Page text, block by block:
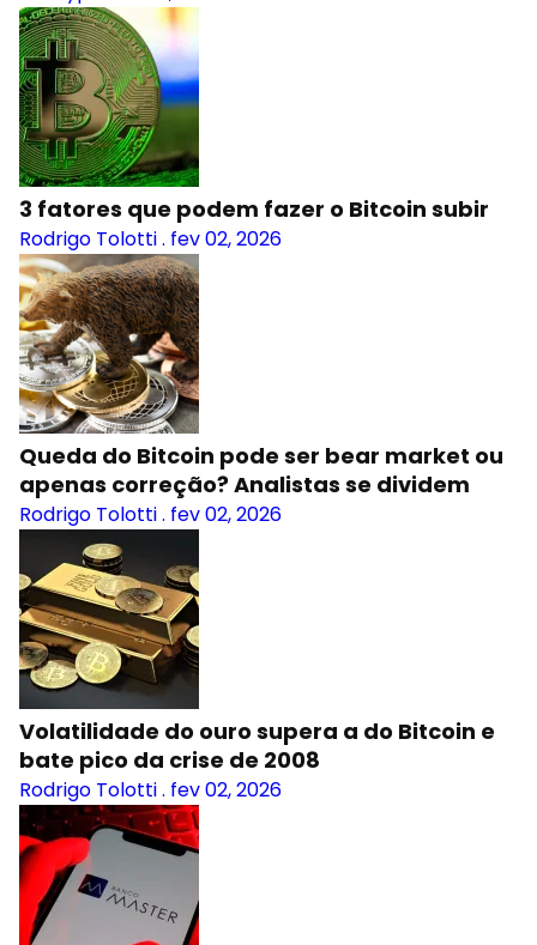
3 fatores que podem fazer o Bitcoin subir
Rodrigo Tolotti. fev 02, 2026
Queda do Bitcoin pode ser bear market ou
apenas correção? Analistas se dividem
Rodrigo Tolotti. fev 02, 2026
Volatilidade do ouro supera a do Bitcoin e
bate pico da crise de 2008
Rodrigo Tolotti. fev 02, 2026